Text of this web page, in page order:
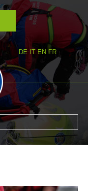
DE IT EN FR